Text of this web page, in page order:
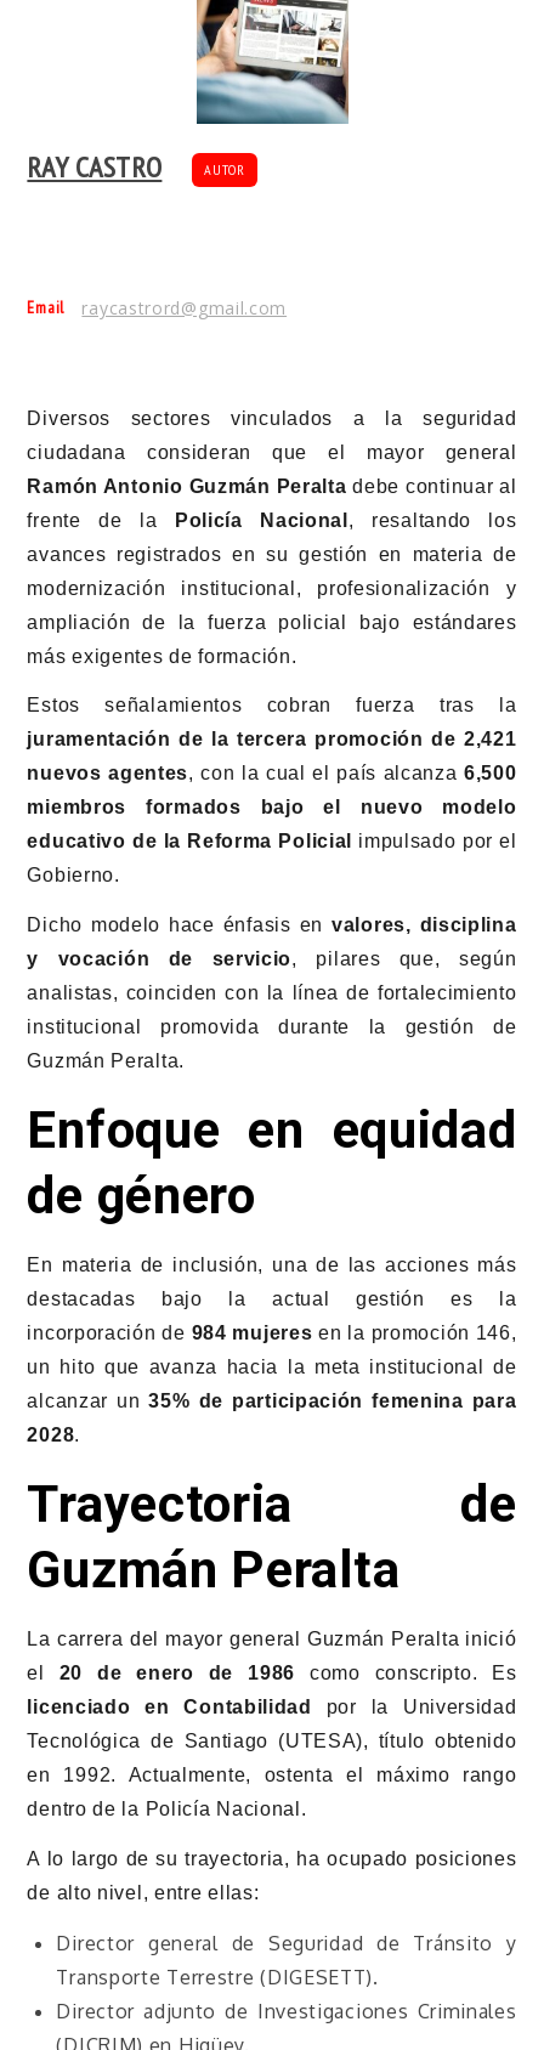
RAY CASTRO AUTOR
Email raycastrord@gmail.com
Diversos sectores vinculados a la seguridad
ciudadana consideran que el mayor general
Ramón Antonio Guzmán Peralta debe continuar al
frente de la
Policía Nacional , resaltando los
avances registrados en su gestión en materia de
modernización institucional, profesionalización y
ampliación de la fuerza policial bajo estándares
más exigentes de formación.
Estos señalamientos cobran fuerza tras la
juramentación de la tercera promoción de 2,421
nuevos agentes, con la cual el país alcanza6,500
miembros formados bajo el nuevo modelo
educativo de la Reforma Policial
impulsado por el
Gobierno.
Dicho modelo hace énfasis envalores, disciplina
y vocación de servicio, pilares que, según
analistas, coinciden con la línea de fortalecimiento
institucional promovida durante la gestión de
Guzmán Peralta.
Enfoque en equidad
de género
En materia de inclusión, una de las acciones más
destacadas bajo la actual gestión es la
incorporación de 984 mujeres en la promoción 146,
un hito que avanza hacia la meta institucional de
alcanzar un35% de participación femenina para
2028.
Trayectoria de
Guzmán Peralta
La carrera del mayor general Guzmán Peralta inició
el 20 de enero de 1986 como conscripto. Es
licenciado en Contabilidad
por la Universidad
Tecnológica de Santiago (UTESA), título obtenido
en 1992. Actualmente, ostenta el máximo rango
dentro de la Policía Nacional.
A lo largo de su trayectoria, ha ocupado posiciones
de alto nivel, entre ellas:
Director general de Seguridad de Tránsito y
Transporte Terrestre (DIGESETT).
Director adjunto de Investigaciones Criminales
(DICRIM) en Higüey.